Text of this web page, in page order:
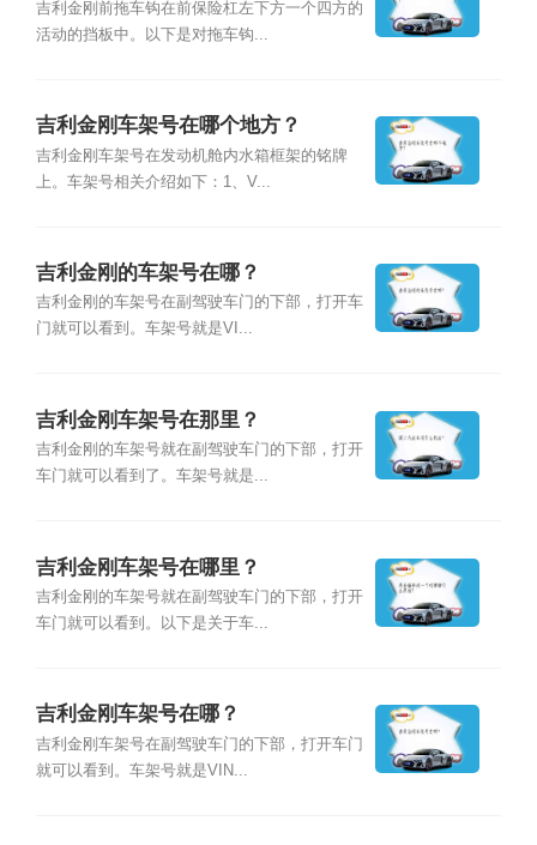
吉利金刚前拖车钩在前保险杠左下方一个四方的
活动的挡板中。以下是对拖车钩...
吉利金刚车架号在哪个地方？
吉利金刚车架号在发动机舱内水箱框架的铭牌
上。车架号相关介绍如下：1、V...
吉利金刚的车架号在哪？
吉利金刚的车架号在副驾驶车门的下部，打开车
门就可以看到。车架号就是VI...
吉利金刚车架号在那里？
吉利金刚的车架号就在副驾驶车门的下部，打开
车门就可以看到了。车架号就是...
吉利金刚车架号在哪里？
吉利金刚的车架号就在副驾驶车门的下部，打开
车门就可以看到。以下是关于车...
吉利金刚车架号在哪？
吉利金刚车架号在副驾驶车门的下部，打开车门
就可以看到。车架号就是VIN...